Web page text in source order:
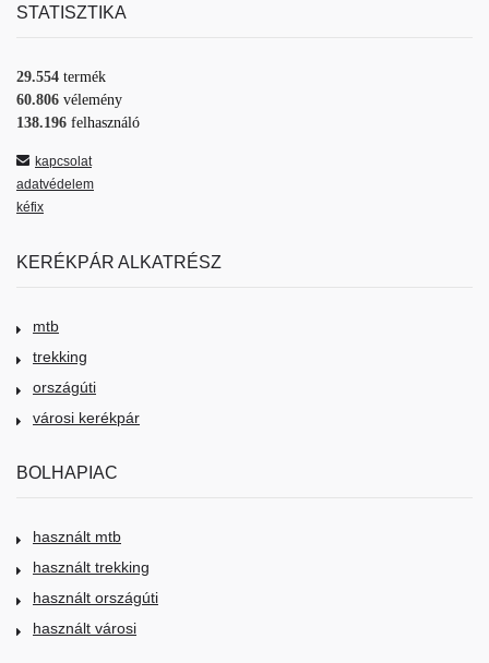
STATISZTIKA
29.554 termék
60.806 vélemény
138.196 felhasználó
kapcsolat
adatvédelem
kéfix
KERÉKPÁR ALKATRÉSZ
mtb
trekking
országúti
városi kerékpár
BOLHAPIAC
használt mtb
használt trekking
használt országúti
használt városi